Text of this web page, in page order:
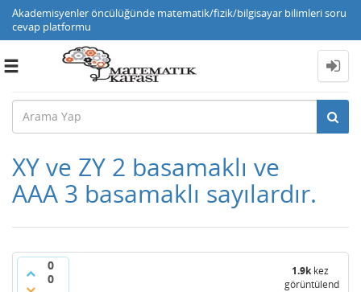
Akademisyenler öncülüğünde matematik/fizik/bilgisayar bilimleri soru
cevap platformu
Toggle
XY ve ZY 2 basamaklı ve
AAA 3 basamaklı sayılardır.
0
0
1.9kkez
görüntülendi